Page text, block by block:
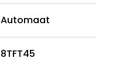
Automaat
8TFT45